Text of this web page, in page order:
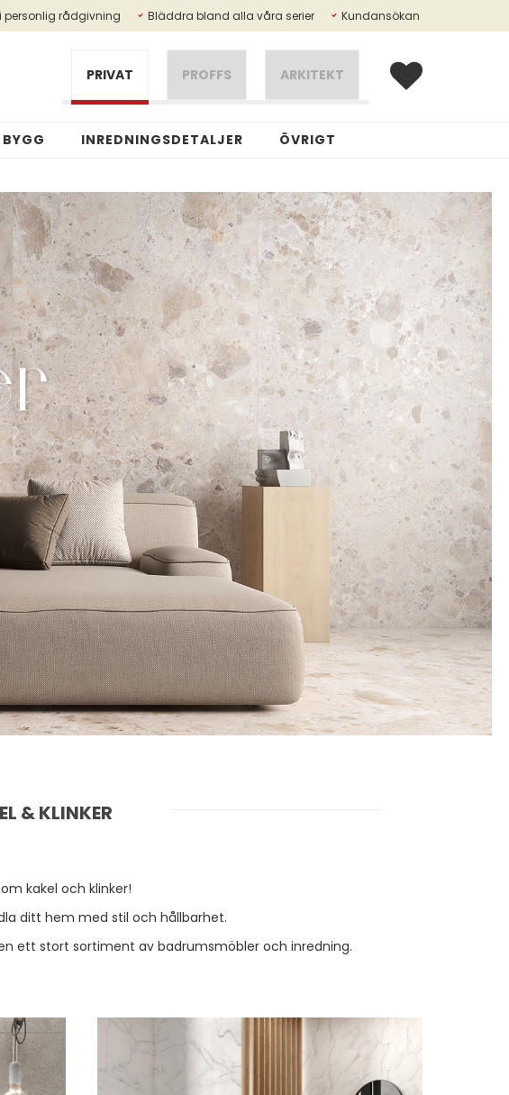
personlig rådgivning Bläddra bland alla våra serier Kundansökan
INREDNINGSDETALJER
ÖVRIGT
PRIVAT PROFFS ARKITEKT
& KLINKER
kakel och klinker!
ditt hem med stil och hållbarhet.
ett stort sortiment av badrumsmöbler och inredning.